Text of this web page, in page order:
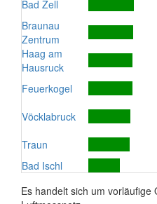
Bad Zell
Braunau
Zentrum
Haag am
Hausruck
Feuerkogel
Vöcklabruck
Traun
Bad Ischl
Es handelt sich um vorläufige